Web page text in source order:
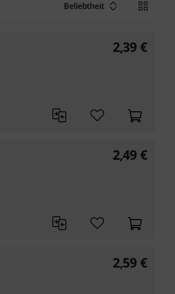
Beliebtheit
2,39 €
2,49 €
2,59 €